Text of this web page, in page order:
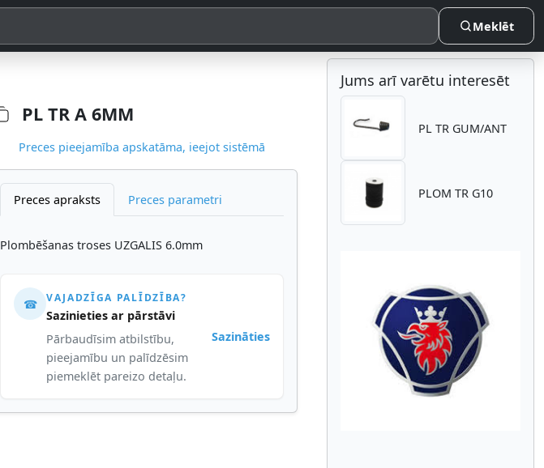
Meklēt
PL TR A 6MM
Preces pieejamība apskatāma, ieejot sistēmā
Preces apraksts Preces parametri
Plombēšanas troses UZGALIS 6.0mm
☎ VAJADZĪGA PALĪDZĪBA?
Sazinieties ar pārstāvi
Pārbaudīsim atbilstību,
pieejamību un palīdzēsim
piemeklēt pareizo detaļu.
Sazināties
Jums arī varētu interesēt
PL TR GUM/ANT
PLOM TR G10
Atpakaļ